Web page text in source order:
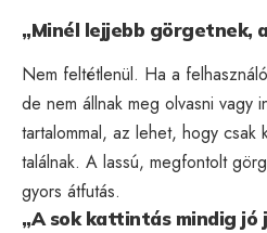
„Minél lejjebb görgetnek,
Nem feltétlenül. Ha a
de nem állnak meg olvasni vagy
tartalommal, az lehet, hogy csak
találnak. A lassú, megfontolt
gyors átfutás.
„A sok kattintás mindig jó